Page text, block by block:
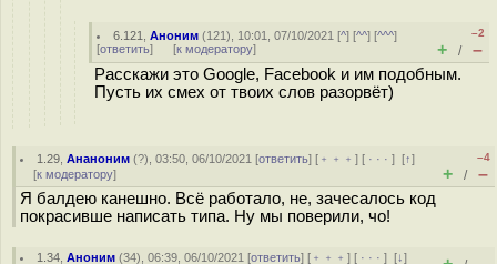
6.121 ,Аноним (121), 10:01, 07/10/2021 [^] [^^] [^^^]
[ответить] [к модератору]
–2
+ / –
Расскажи это Google, Facebook и им подобным.
Пусть их смех от твоих слов разорвёт)
1.29 ,Ананоним (?), 03:50, 06/10/2021 [ответить] [ ﹢﹢﹢] [ · · ·][↑]
[к модератору]
–4
+ / –
Я балдею канешно. Всё работало, не, зачесалось код
покрасивше написать типа. Ну мы поверили, чо!
1.34 ,Аноним (34), 06:39, 06/10/2021 [ответить] [ ﹢﹢﹢] [ · · ·][↓]